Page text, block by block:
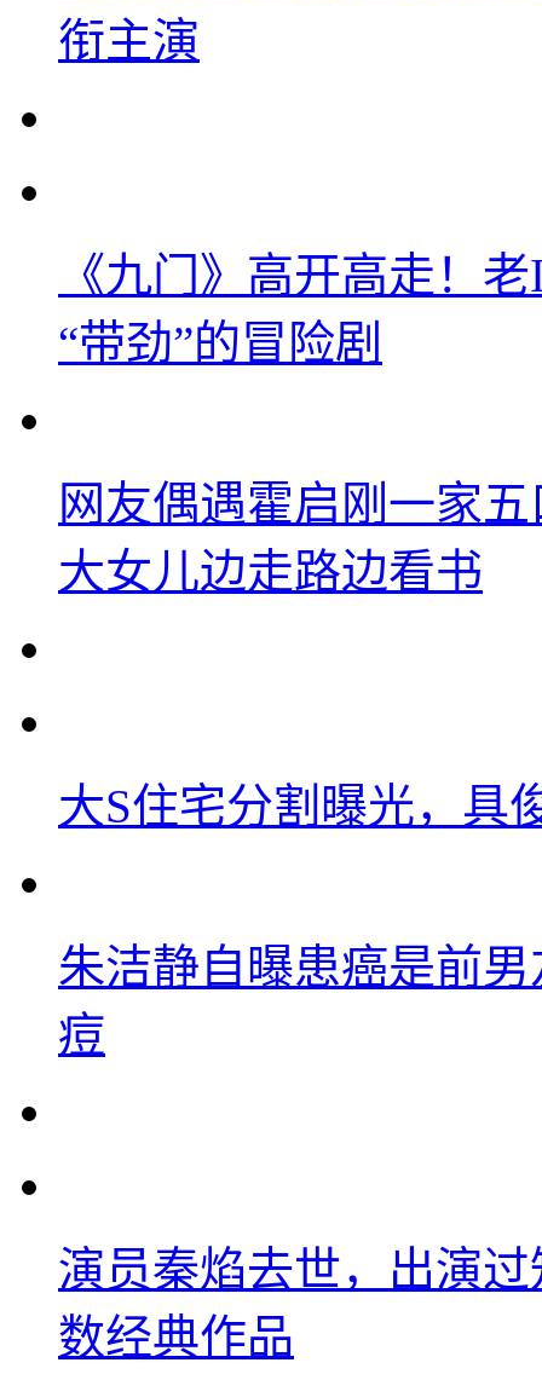
衔主演
《九门》高开高走！
“带劲”的冒险剧
网友偶遇霍启刚一家
大女儿边走路边看书
大S住宅分割曝光，具
朱洁静自曝患癌是前
痘
演员秦焰去世，出演
数经典作品